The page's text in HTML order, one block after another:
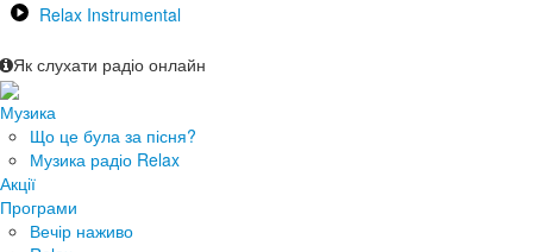
Relax Instrumental
Як слухати радіо онлайн
Музика
Що це була за пісня?
Музика радіо Relax
Акції
Програми
Вечір наживо